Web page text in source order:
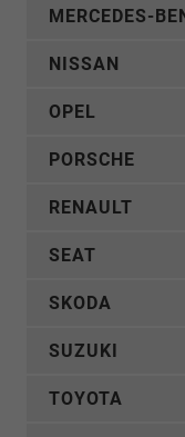
MERCEDES-
NISSAN
OPEL
PORSCHE
RENAULT
SEAT
SKODA
SUZUKI
TOYOTA